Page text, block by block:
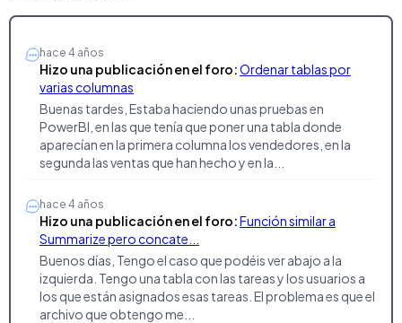
hace 4 años
Hizo una publicación en el foro:Ordenar tablas por
varias columnas
Buenas tardes, Estaba haciendo unas pruebas en
PowerBI, en las que tenía que poner una tabla donde
aparecían en la primera columna los vendedores, en la
segunda las ventas que han hecho y en la...
hace 4 años
Hizo una publicación en el foro:Función similar a
Summarize pero concate...
Buenos días, Tengo el caso que podéis ver abajo a la
izquierda. Tengo una tabla con las tareas y los usuarios a
los que están asignados esas tareas. El problema es que el
archivo que obtengo me...